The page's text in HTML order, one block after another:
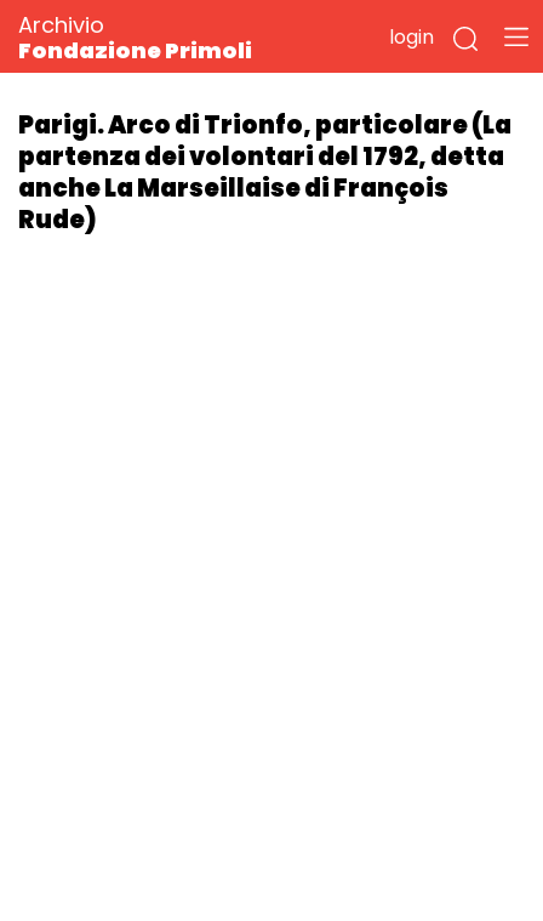
Archivio
Fondazione Primoli
login
Parigi. Arco di Trionfo, particolare (La
partenza dei volontari del 1792, detta
anche La Marseillaise di François
Rude)